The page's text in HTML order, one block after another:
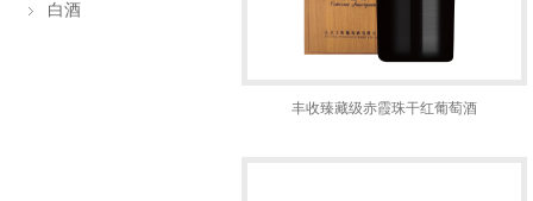
白酒
丰收臻藏级赤霞珠干红葡萄酒